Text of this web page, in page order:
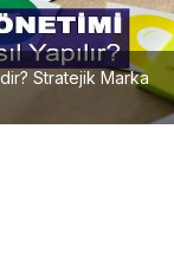
Stratejik Marka